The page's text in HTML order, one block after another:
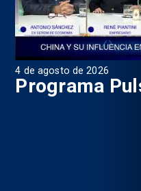
4 de agosto de 2026
Programa